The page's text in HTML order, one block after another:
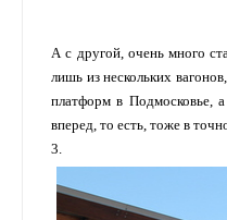
А с другой, очень много
лишь из нескольких
платформ в Подмосковье,
вперед, то есть, тоже в
3.